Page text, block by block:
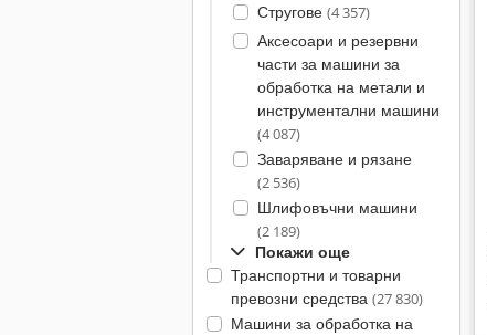
Стругове (4 357)
Аксесоари и резервни
части за машини за
обработка на метали и
инструментални машини
(4 087)
Заваряване и рязане
(2 536)
Шлифовъчни машини
(2 189)
Покажи още
Транспортни и товарни
превозни средства (27 830)
Машини за обработка на